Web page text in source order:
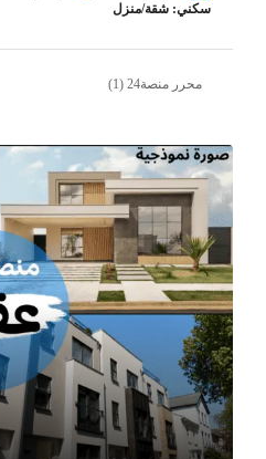
سكني: شقة/منزل
محرر منصة24 (1)